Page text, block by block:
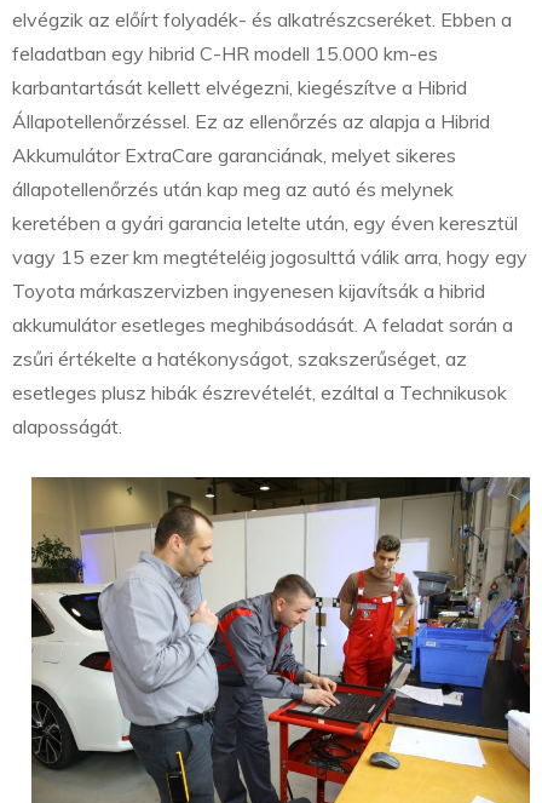
elvégzik az előírt folyadék- és alkatrészcseréket. Ebben a
feladatban egy hibrid C-HR modell 15.000 km-es
karbantartását kellett elvégezni, kiegészítve a Hibrid
Állapotellenőrzéssel. Ez az ellenőrzés az alapja a Hibrid
Akkumulátor ExtraCare garanciának, melyet sikeres
állapotellenőrzés után kap meg az autó és melynek
keretében a gyári garancia letelte után, egy éven keresztül
vagy 15 ezer km megtételéig jogosulttá válik arra, hogy egy
Toyota márkaszervizben ingyenesen kijavítsák a hibrid
akkumulátor esetleges meghibásodását. A feladat során a
zsűri értékelte a hatékonyságot, szakszerűséget, az
esetleges plusz hibák észrevételét, ezáltal a Technikusok
alaposságát.